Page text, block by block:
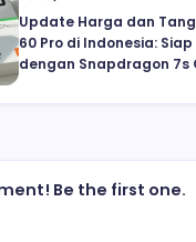
Update Harga dan
60 Pro di Indonesia:
dengan Snapdragon 7s
Be the first one.